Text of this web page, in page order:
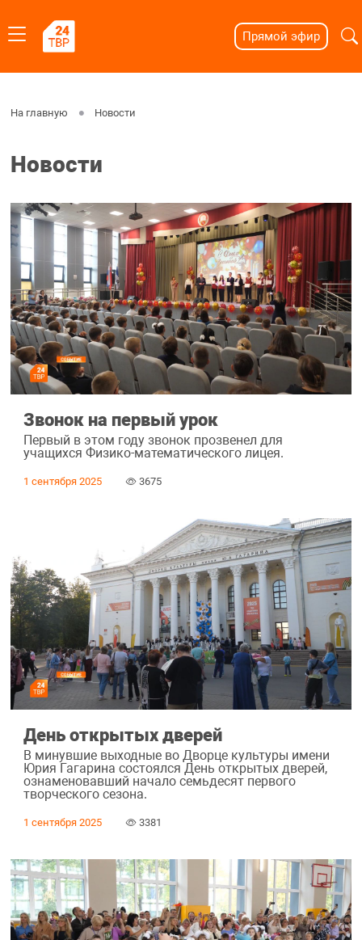
Прямой эфир
На главную Новости
Новости
Звонок на первый урок
Первый в этом году звонок прозвенел для
учащихся Физико-математического лицея.
1 сентября 2025 3675
День открытых дверей
В минувшие выходные во Дворце культуры имени
Юрия Гагарина состоялся День открытых дверей,
ознаменовавший начало семьдесят первого
творческого сезона.
1 сентября 2025 3381